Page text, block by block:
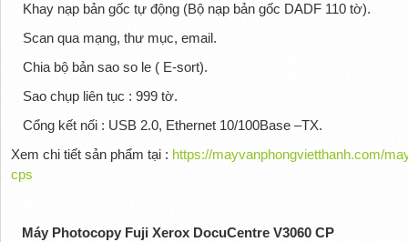
Khay nạp bản gốc tự động (Bộ nạp bản gốc DADF 110 tờ).
Scan qua mạng, thư mục, email.
Chia bộ bản sao so le ( E-sort).
Sao chụp liên tục : 999 tờ.
Cổng kết nối : USB 2.0, Ethernet 10/100Base –TX.
Xem chi tiết sản phẩm tại : https://mayvanphongvietthanh.com/
cps
Máy Photocopy Fuji Xerox DocuCentre V3060 CP